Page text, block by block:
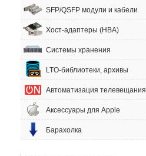
SFP/QSFP модули и кабели
Хост-адаптеры (HBA)
Системы хранения
LTO-библиотеки, архивы
Автоматизация телевещания
Аксессуары для Apple
Барахолка